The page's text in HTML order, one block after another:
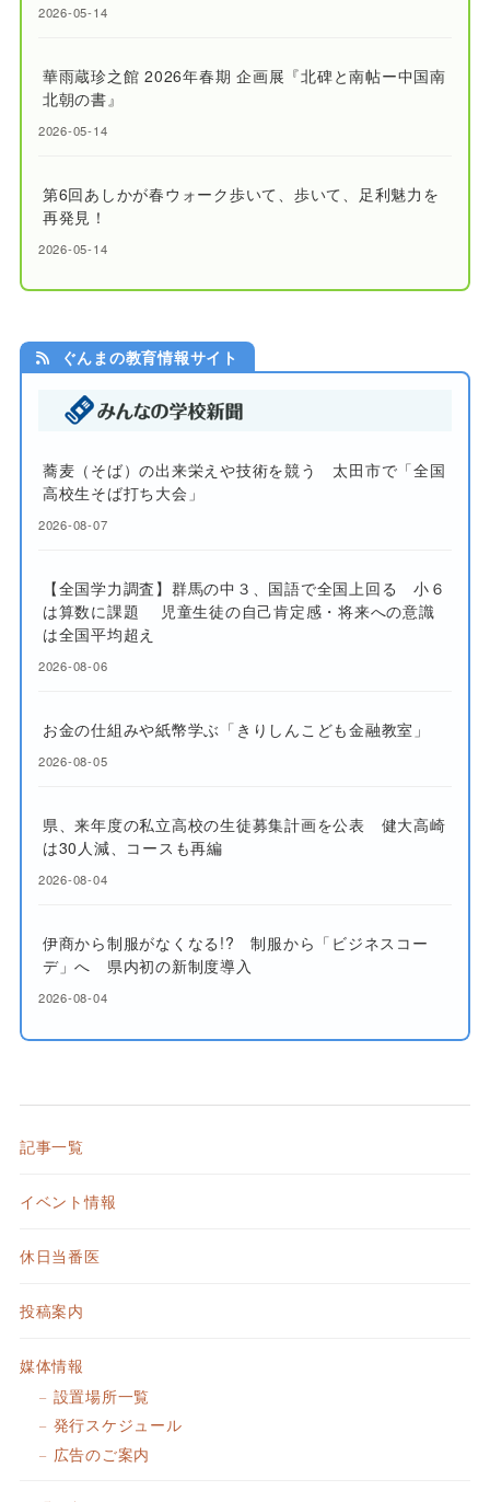
2026-05-14
華雨蔵珍之館 2026年春期 企画展『北碑と南帖ー中国南
北朝の書』
2026-05-14
第6回あしかが春ウォーク歩いて、歩いて、足利魅力を
再発見！
2026-05-14
ぐんまの教育情報サイト
蕎麦（そば）の出来栄えや技術を競う 太田市で「全国
高校生そば打ち大会」
2026-08-07
【全国学力調査】群馬の中３、国語で全国上回る 小６
は算数に課題 児童生徒の自己肯定感・将来への意識
は全国平均超え
2026-08-06
お金の仕組みや紙幣学ぶ「きりしんこども金融教室」
2026-08-05
県、来年度の私立高校の生徒募集計画を公表 健大高崎
は30人減、コースも再編
2026-08-04
伊商から制服がなくなる!? 制服から「ビジネスコー
デ」へ 県内初の新制度導入
2026-08-04
記事一覧
イベント情報
休日当番医
投稿案内
媒体情報
設置場所一覧
発行スケジュール
広告のご案内